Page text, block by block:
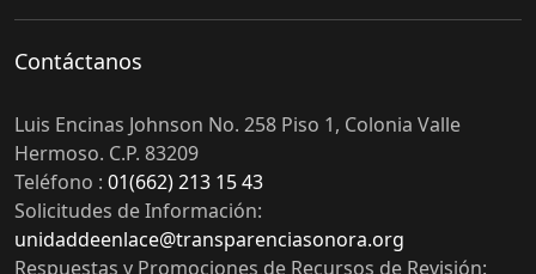
Contáctanos
Luis Encinas Johnson No. 258 Piso 1, Colonia Valle
Hermoso. C.P. 83209
Teléfono : 01(662) 213 15 43
Solicitudes de Información:
unidaddeenlace@transparenciasonora.org
Respuestas y Promociones de Recursos de Revisión: